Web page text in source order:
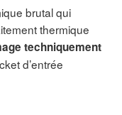
brutal qui
thermique
techniquement
d’entrée